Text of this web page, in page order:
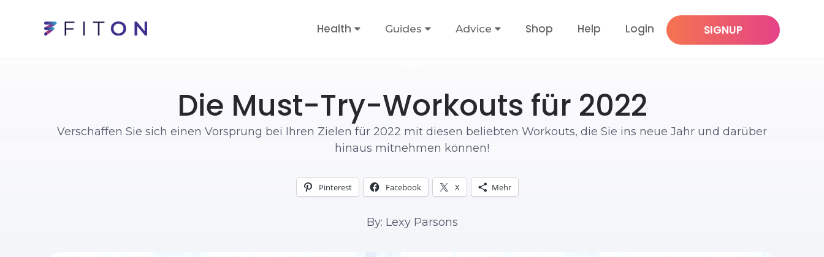
Health Guides Advice Shop Help Login SIGNUP
Die Must-Try-Workouts für 2022
Verschaffen Sie sich einen Vorsprung bei Ihren Zielen für 2022 mit diesen beliebten Workouts, die Sie ins neue Jahr und darüber
hinaus mitnehmen können!
Pinterest Facebook X Mehr
By: Lexy Parsons